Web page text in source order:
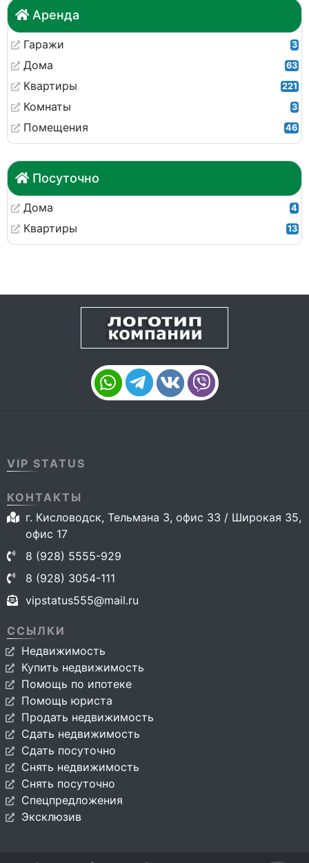
Аренда
Гаражи 3
Дома 63
Квартиры 221
Комнаты 3
Помещения 46
Посуточно
Дома 4
Квартиры 13
VIP STATUS
КОНТАКТЫ
г. Кисловодск, Тельмана 3, офис 33 / Широкая 35,
офис 17
8 (928) 5555-929
8 (928) 3054-111
vipstatus555@mail.ru
ССЫЛКИ
Недвижимость
Купить недвижимость
Помощь по ипотеке
Помощь юриста
Продать недвижимость
Сдать недвижимость
Сдать посуточно
Снять недвижимость
Снять посуточно
Спецпредложения
Эксклюзив